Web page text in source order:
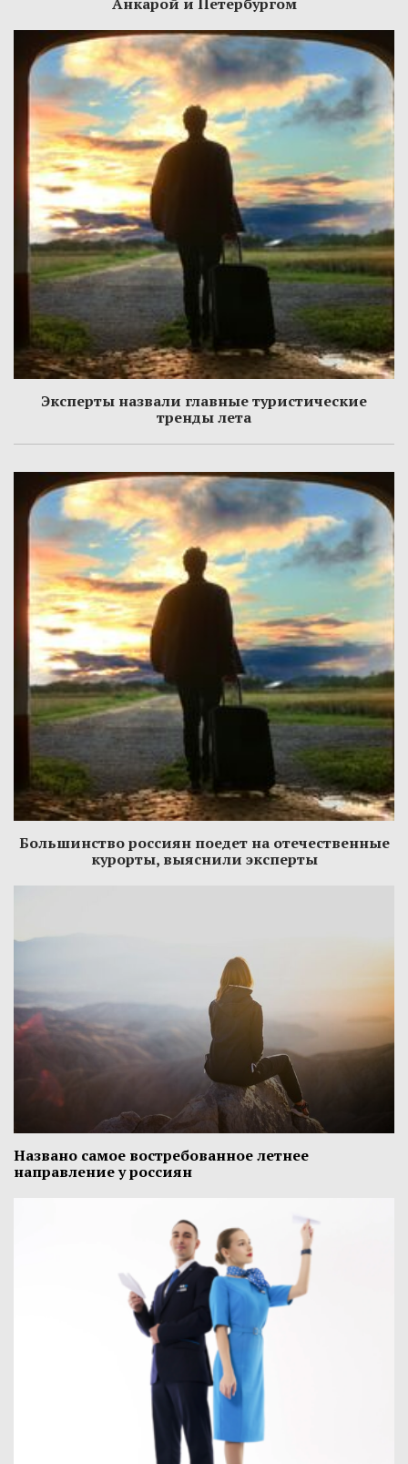
Эксперты назвали главные туристические
тренды лета
Большинство россиян поедет на отечественные
курорты, выяснили эксперты
Названо самое востребованное летнее
направление у россиян